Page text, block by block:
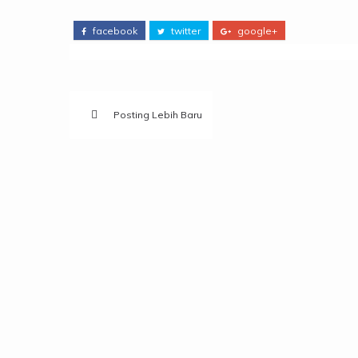
facebook twitter google+
Posting Lebih Baru